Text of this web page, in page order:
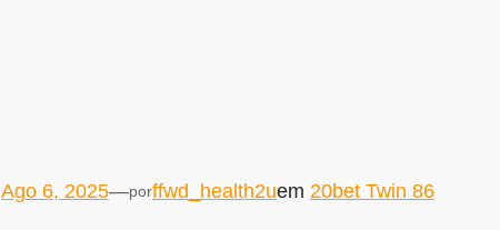
Ago 6, 2025—porffwd_health2uem 20bet Twin 86